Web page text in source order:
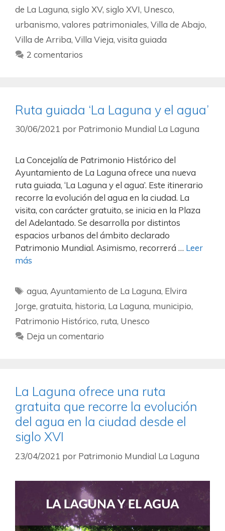
de La Laguna, siglo XV, siglo XVI, Unesco,
urbanismo, valores patrimoniales, Villa de Abajo,
Villa de Arriba, Villa Vieja, visita guiada
2 comentarios
Ruta guiada ‘La Laguna y el agua’
30/06/2021 por Patrimonio Mundial La Laguna
La Concejalía de Patrimonio Histórico del
Ayuntamiento de La Laguna ofrece una nueva
ruta guiada, ‘La Laguna y el agua’. Este itinerario
recorre la evolución del agua en la ciudad. La
visita, con carácter gratuito, se inicia en la Plaza
del Adelantado. Se desarrolla por distintos
espacios urbanos del ámbito declarado
Patrimonio Mundial. Asimismo, recorrerá … Leer
más
agua,Ayuntamiento de La Laguna, Elvira
Jorge, gratuita, historia, La Laguna, municipio,
Patrimonio Histórico, ruta, Unesco
Deja un comentario
La Laguna ofrece una ruta
gratuita que recorre la evolución
del agua en la ciudad desde el
siglo XVI
23/04/2021 por Patrimonio Mundial La Laguna